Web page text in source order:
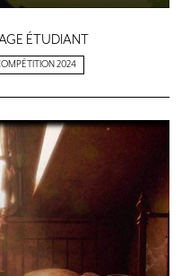
ÉTUDIANT
2024